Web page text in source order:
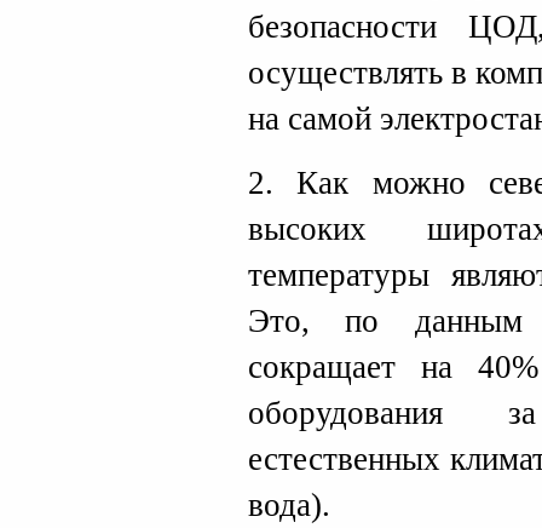
безопасности
осуществлять в
на самой
2. Как можно
высоких
температуры
Это, по данным
сокращает на
оборудования
естественных
вода).